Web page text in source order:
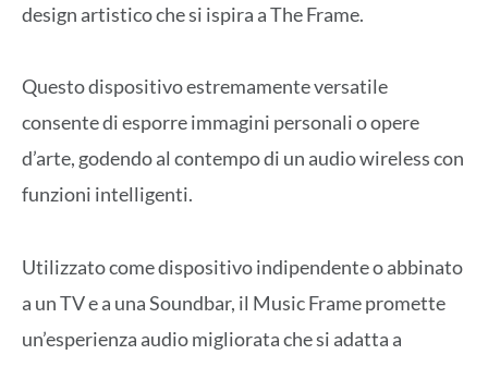
design artistico che si ispira a The Frame.
Questo dispositivo estremamente versatile
consente di esporre immagini personali o opere
d’arte, godendo al contempo di un audio wireless con
funzioni intelligenti.
Utilizzato come dispositivo indipendente o abbinato
a un TV e a una Soundbar, il Music Frame promette
un’esperienza audio migliorata che si adatta a